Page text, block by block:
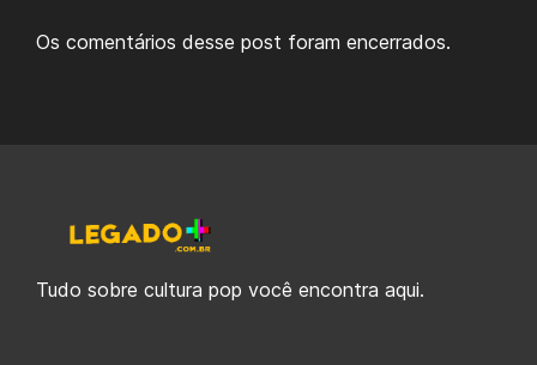
Os comentários desse post foram encerrados.
Tudo sobre cultura pop você encontra aqui.